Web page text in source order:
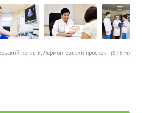
пр-кт, 5, Лермонтовский проспект (675 м)